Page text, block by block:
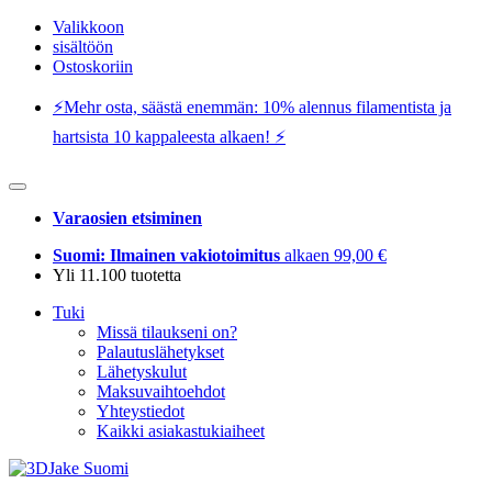
Valikkoon
sisältöön
Ostoskoriin
⚡️Mehr osta, säästä enemmän: 10% alennus filamentista ja
hartsista 10 kappaleesta alkaen! ⚡️
Varaosien etsiminen
Suomi: Ilmainen vakiotoimitus alkaen 99,00 €
Yli 11.100 tuotetta
Tuki
Missä tilaukseni on?
Palautuslähetykset
Lähetyskulut
Maksuvaihtoehdot
Yhteystiedot
Kaikki asiakastukiaiheet